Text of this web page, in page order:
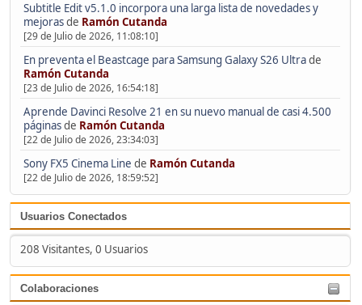
Subtitle Edit v5.1.0 incorpora una larga lista de novedades y
mejorasde Ramón Cutanda
[29 de Julio de 2026, 11:08:10]
En preventa el Beastcage para Samsung Galaxy S26 Ultrade
Ramón Cutanda
[23 de Julio de 2026, 16:54:18]
Aprende Davinci Resolve 21 en su nuevo manual de casi 4.500
páginasde Ramón Cutanda
[22 de Julio de 2026, 23:34:03]
Sony FX5 Cinema Line de Ramón Cutanda
[22 de Julio de 2026, 18:59:52]
Usuarios Conectados
208 Visitantes, 0 Usuarios
Colaboraciones